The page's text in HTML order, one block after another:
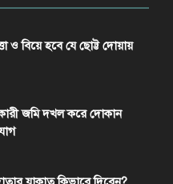
ও বিয়ে হবে যে ছোট্ট দোয়ায়
জমি দখল করে দোকান